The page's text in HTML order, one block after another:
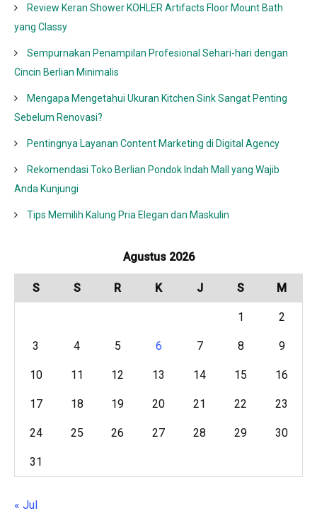
Review Keran Shower KOHLER Artifacts Floor Mount Bath
yang Classy
Sempurnakan Penampilan Profesional Sehari-hari dengan
Cincin Berlian Minimalis
Mengapa Mengetahui Ukuran Kitchen Sink Sangat Penting
Sebelum Renovasi?
Pentingnya Layanan Content Marketing di Digital Agency
Rekomendasi Toko Berlian Pondok Indah Mall yang Wajib
Anda Kunjungi
Tips Memilih Kalung Pria Elegan dan Maskulin
Agustus 2026
S S R K J S M
1 2
3 4 5 6 7 8 9
10 11 12 13 14 15 16
17 18 19 20 21 22 23
24 25 26 27 28 29 30
31
« Jul